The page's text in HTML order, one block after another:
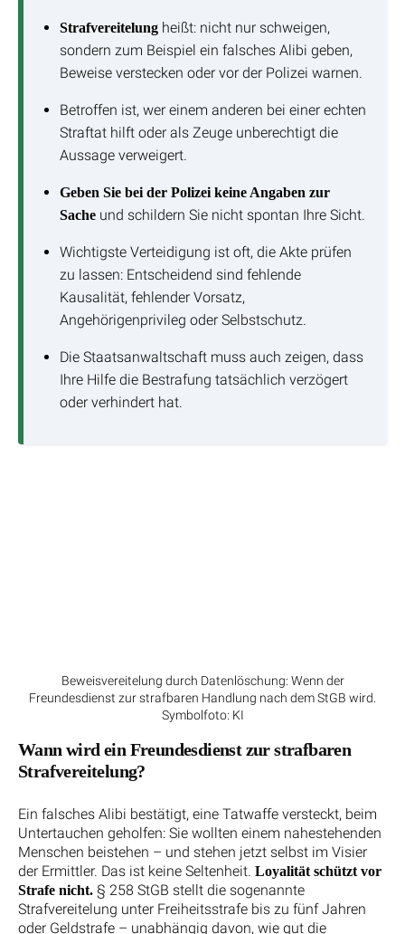
Strafvereitelung heißt: nicht nur schweigen,
sondern zum Beispiel ein falsches Alibi geben,
Beweise verstecken oder vor der Polizei warnen.
Betroffen ist, wer einem anderen bei einer echten
Straftat hilft oder als Zeuge unberechtigt die
Aussage verweigert.
Geben Sie bei der Polizei keine Angaben zur
Sache und schildern Sie nicht spontan Ihre Sicht.
Wichtigste Verteidigung ist oft, die Akte prüfen
zu lassen: Entscheidend sind fehlende
Kausalität, fehlender Vorsatz,
Angehörigenprivileg oder Selbstschutz.
Die Staatsanwaltschaft muss auch zeigen, dass
Ihre Hilfe die Bestrafung tatsächlich verzögert
oder verhindert hat.
Beweisvereitelung durch Datenlöschung: Wenn der
Freundesdienst zur strafbaren Handlung nach dem StGB wird.
Symbolfoto: KI
Wann wird ein Freundesdienst zur strafbaren
Strafvereitelung?
Ein falsches Alibi bestätigt, eine Tatwaffe versteckt, beim
Untertauchen geholfen: Sie wollten einem nahestehenden
Menschen beistehen – und stehen jetzt selbst im Visier
der Ermittler. Das ist keine Seltenheit. Loyalität schützt vor
Strafe nicht. § 258 StGB stellt die sogenannte
Strafvereitelung unter Freiheitsstrafe bis zu fünf Jahren
oder Geldstrafe – unabhängig davon, wie gut die